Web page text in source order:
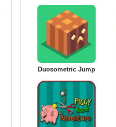
Duosometric Jump